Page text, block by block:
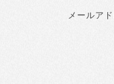
メールア